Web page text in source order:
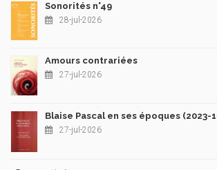
Sonorités n°49
28-jul-2026
Amours contrariées
27-jul-2026
Blaise Pascal en ses époques (2023-
27-jul-2026